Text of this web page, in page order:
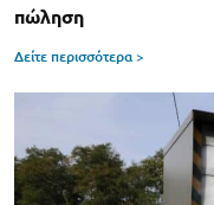
πώληση
Δείτε περισσότερα >